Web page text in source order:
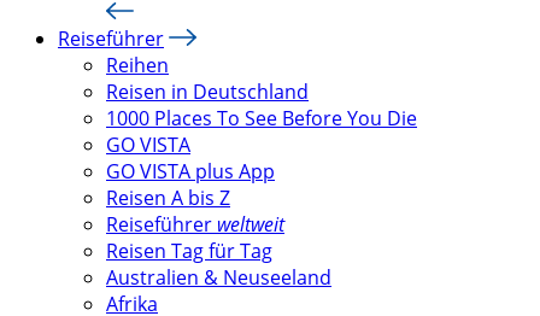
Reiseführer
Reihen
Reisen in Deutschland
1000 Places To See Before You Die
GO VISTA
GO VISTA plus App
Reisen A bis Z
Reiseführer weltweit
Reisen Tag für Tag
Australien & Neuseeland
Afrika